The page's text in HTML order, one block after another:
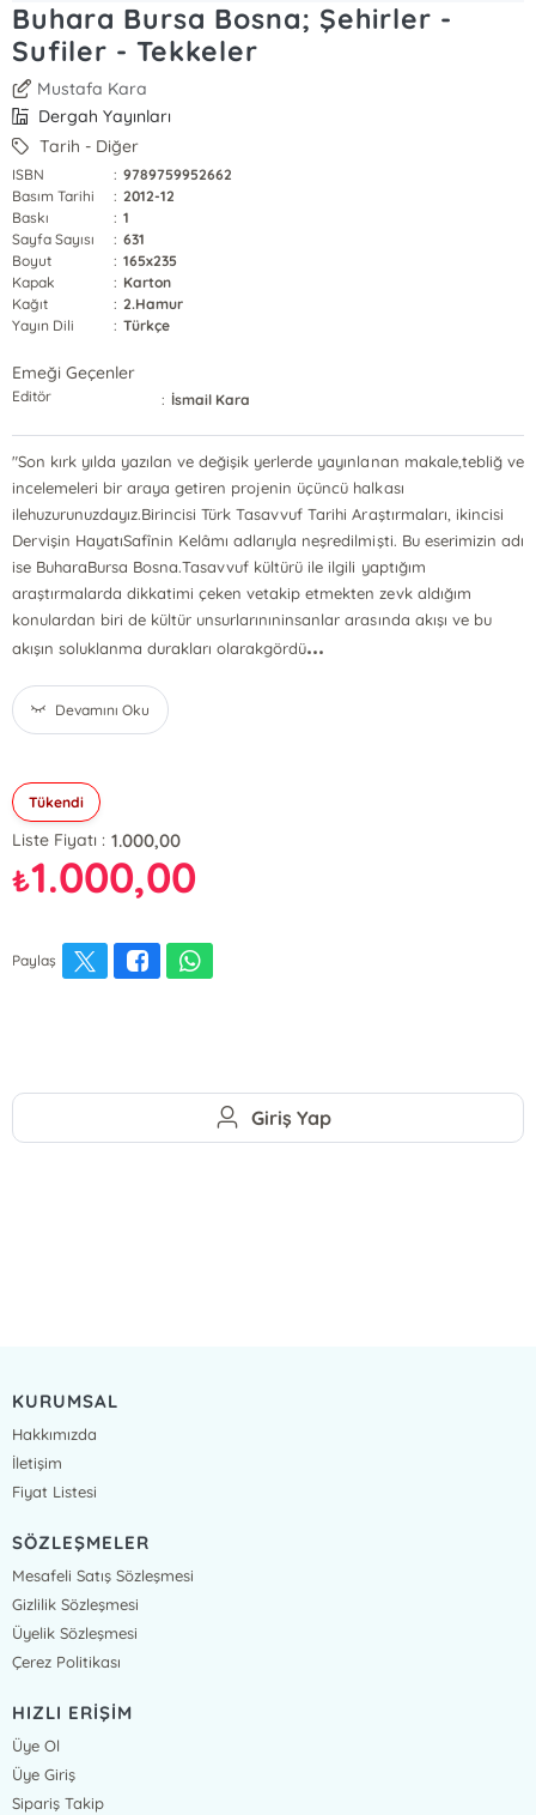
Buhara Bursa Bosna; Şehirler -
Sufiler - Tekkeler
Mustafa Kara
Dergah Yayınları
Tarih - Diğer
ISBN : 9789759952662
Basım Tarihi
: 2012-12
Baskı
: 1
Sayfa Sayısı
: 631
Boyut
: 165x235
Kapak
: Karton
Kağıt
: 2.Hamur
Yayın Dili
: Türkçe
Emeği Geçenler
Editör : İsmail Kara
"Son kırk yılda yazılan ve değişik yerlerde yayınlanan makale,tebliğ ve
incelemeleri bir araya getiren projenin üçüncü halkası
ilehuzurunuzdayız.Birincisi Türk Tasavvuf Tarihi Araştırmaları, ikincisi
Dervişin HayatıSafînin Kelâmı adlarıyla neşredilmişti. Bu eserimizin adı
ise BuharaBursa Bosna.Tasavvuf kültürü ile ilgili yaptığım
araştırmalarda dikkatimi çeken vetakip etmekten zevk aldığım
konulardan biri de kültür unsurlarınıninsanlar arasında akışı ve bu
akışın soluklanma durakları olarakgördü...
Devamını Oku
Tükendi
Liste Fiyatı : 1.000,00
₺1.000,00
Paylaş
Giriş Yap
KURUMSAL
Hakkımızda
İletişim
Fiyat Listesi
SÖZLEŞMELER
Mesafeli Satış Sözleşmesi
Gizlilik Sözleşmesi
Üyelik Sözleşmesi
Çerez Politikası
HIZLI ERİŞİM
Üye Ol
Üye Giriş
Sipariş Takip